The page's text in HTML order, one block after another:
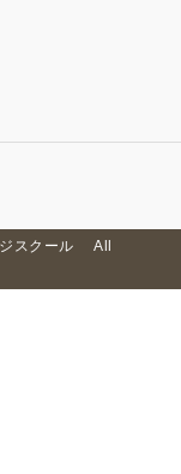
スクール All